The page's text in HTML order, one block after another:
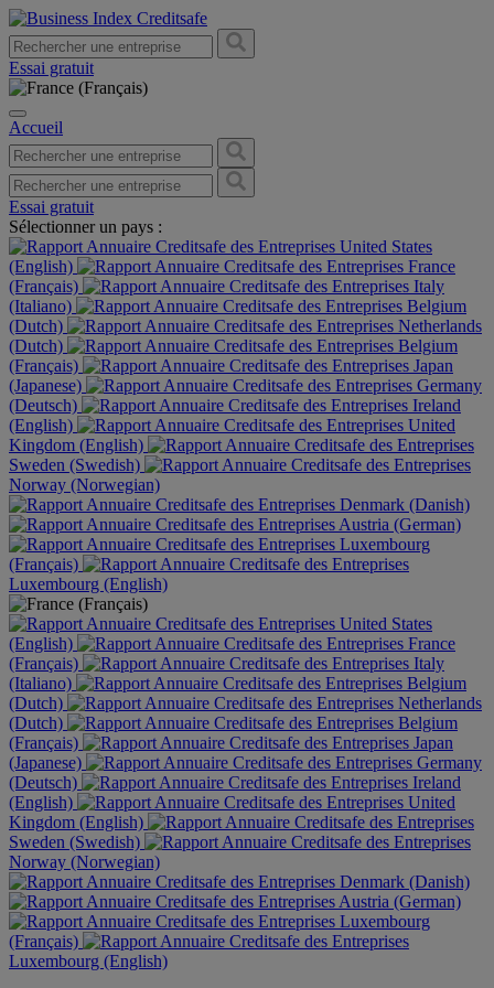
Essai gratuit
Accueil
Essai gratuit
Sélectionner un pays :
United States
(English)
France
(Français)
Italy
(Italiano)
Belgium
(Dutch)
Netherlands
(Dutch)
Belgium
(Français)
Japan
(Japanese)
Germany
(Deutsch)
Ireland
(English)
United
Kingdom (English)
Sweden (Swedish)
Norway (Norwegian)
Denmark (Danish)
Austria (German)
Luxembourg
(Français)
Luxembourg (English)
United States
(English)
France
(Français)
Italy
(Italiano)
Belgium
(Dutch)
Netherlands
(Dutch)
Belgium
(Français)
Japan
(Japanese)
Germany
(Deutsch)
Ireland
(English)
United
Kingdom (English)
Sweden (Swedish)
Norway (Norwegian)
Denmark (Danish)
Austria (German)
Luxembourg
(Français)
Luxembourg (English)